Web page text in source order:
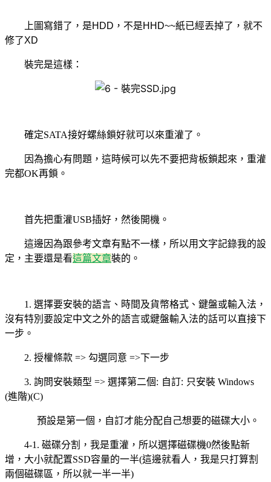
上圖寫錯了，是HDD，不是HHD~~紙已經丟掉了，就不
修了XD
裝完是這樣：
確定SATA接好螺絲鎖好就可以來重灌了。
因為擔心有問題，這時候可以先不要把背板鎖起來，重灌
完都OK再鎖。
首先把重灌USB插好，然後開機。
這邊因為跟參考文章有點不一樣，所以用文字記錄我的設
定，主要還是看這篇文章裝的。
1. 選擇要安裝的語言、時間及貨幣格式、鍵盤或輸入法，
沒有特別要設定中文之外的語言或鍵盤輸入法的話可以直接下
一步。
2. 授權條款 => 勾選同意 =>下一步
3. 詢問安裝類型 => 選擇第二個: 自訂: 只安裝 Windows
(進階)(C)
預設是第一個，自訂才能分配自己想要的磁碟大小。
4-1. 磁碟分割，我是重灌，所以選擇磁碟機0然後點新
增，大小就配置SSD容量的一半(這邊就看人，我是只打算割
兩個磁碟區，所以就一半一半)